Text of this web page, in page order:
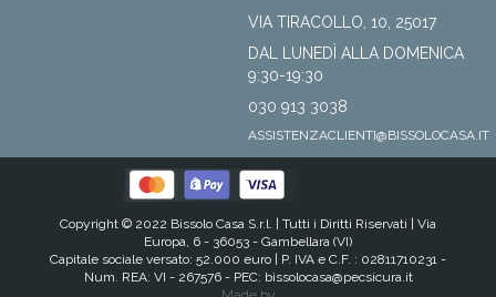
VIA TIRACOLLO, 10, 25017
DAL LUNEDÌ ALLA DOMENICA
9:30-19:30
030 913 3038
ASSISTENZACLIENTI@BISSOLOCASA.IT
Copyright © 2022 Bissolo Casa S.r.l. | Tutti i Diritti Riservati | Via
Europa, 6 - 36053 - Gambellara (VI)
Capitale sociale versato: 52.000 euro | P. IVA e C.F. : 02811710231 -
Num. REA: VI - 267576 - PEC: bissolocasa@pecsicura.it